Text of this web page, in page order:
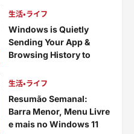
生活・ライフ
Windows is Quietly
Sending Your App &
Browsing History to
pikakichi2015@gmail.com
1日前
生活・ライフ
Resumão Semanal:
Barra Menor, Menu Livre
e mais no Windows 11